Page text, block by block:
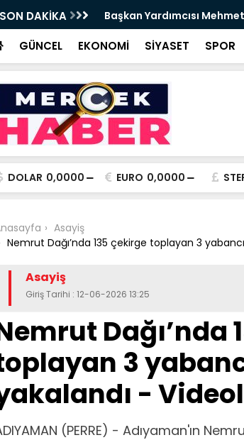
SON DAKİKA
- Videolu Cevdet Yılmaz: Nitelikli
GÜNCEL EKONOMİ SİYASET SPOR
DOLAR 0,0000 EURO 0,0000
Asayiş
Nemrut Dağı’nda 135 çekirge toplayan 3
Asayiş
Giriş Tarihi : 12-06-2026 13:25
Dağı’nda
3
-
(PERRE) - Adıyaman'ın